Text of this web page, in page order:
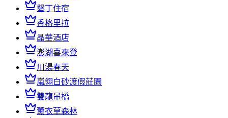
墾丁住宿
香格里拉
晶華酒店
澎湖喜來登
川湯春天
嵐翎白砂渡假莊園
雙龍吊橋
薰衣草森林